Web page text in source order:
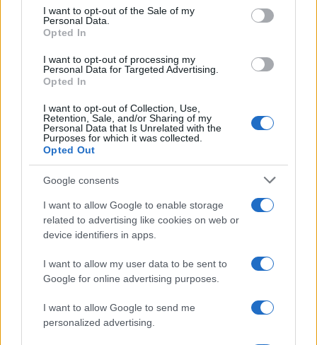
consent section.
I want to opt-out of the Sale of my
Personal Data.
Opted In
I want to opt-out of processing my
Personal Data for Targeted Advertising.
Opted In
I want to opt-out of Collection, Use,
Retention, Sale, and/or Sharing of my
Personal Data that Is Unrelated with the
Purposes for which it was collected.
Opted Out
Google consents
I want to allow Google to enable storage
related to advertising like cookies on web or
device identifiers in apps.
I want to allow my user data to be sent to
Google for online advertising purposes.
I want to allow Google to send me
personalized advertising.
A fuoco un deposito con bombole, intervento dei
vigili del fuoco a Rudalza
Maddalena, incendio a Monti d’à rena
Le previsioni meteo per il weekend a Olbia e in
Gallura
Michelle Hunziker in Gallura, bella anche dal
vivo: un amico vip svela come fa
Calangianus, dopo le polemiche il centro